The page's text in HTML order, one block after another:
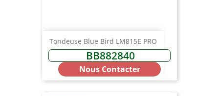
Tondeuse Blue Bird LM815E PRO
BB882840
Nous Contacter